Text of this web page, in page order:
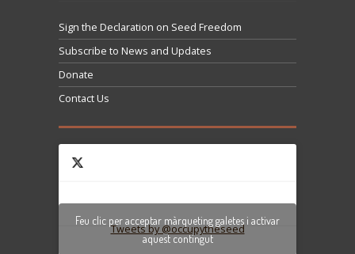
Sign the Declaration on Seed Freedom
Subscribe to News and Updates
Donate
Contact Us
Tweets by @occupytheseed
Feu clic per acceptar màrqueting galetes i activar
aquest contingut